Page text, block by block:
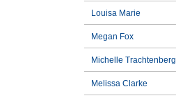
Louisa Marie
Megan Fox
Michelle Trachtenberg
Melissa Clarke